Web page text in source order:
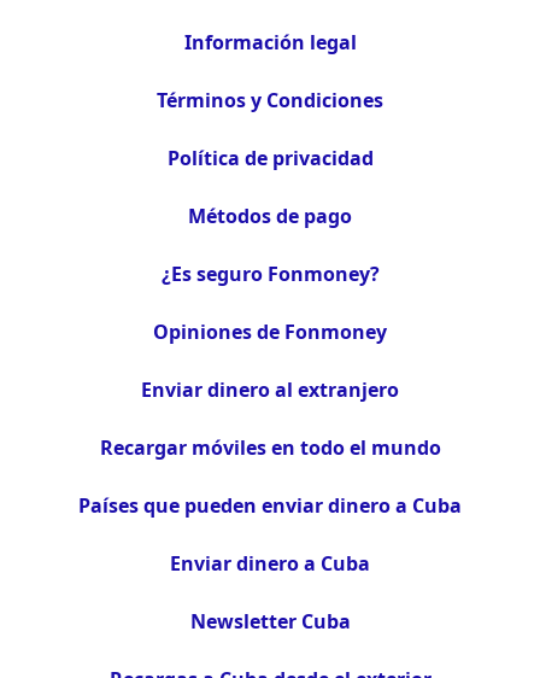
Información legal
Términos y Condiciones
Política de privacidad
Métodos de pago
¿Es seguro Fonmoney?
Opiniones de Fonmoney
Enviar dinero al extranjero
Recargar móviles en todo el mundo
Países que pueden enviar dinero a Cuba
Enviar dinero a Cuba
Newsletter Cuba